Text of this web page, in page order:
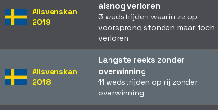
Allsvenskan
2019
alsnog verloren
3 wedstrijden waarin ze op
voorsprong stonden maar toch
verloren
Allsvenskan
2018
Langste reeks zonder
overwinning
11 wedstrijden op rij zonder
overwinning